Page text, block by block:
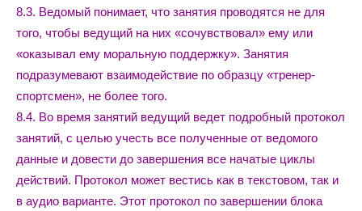
8.3. Ведомый понимает, что занятия проводятся не для
того, чтобы ведущий на них «сочувствовал» ему или
«оказывал ему моральную поддержку». Занятия
подразумевают взаимодействие по образцу «тренер-
спортсмен», не более того.
8.4. Во время занятий ведущий ведет подробный протокол
занятий, с целью учесть все полученные от ведомого
данные и довести до завершения все начатые циклы
действий. Протокол может вестись как в текстовом, так и
в аудио варианте. Этот протокол по завершении блока